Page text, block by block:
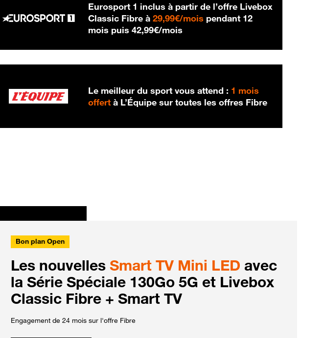
Eurosport 1 inclus à partir de l’offre Livebox
Classic Fibre à29,99€/mois 29,99 € par mois
pendant 12
mois puis42,99€/mois
Le meilleur du sport vous attend : 1 mois
offert à L’Équipe sur toutes les offres Fibre
Bon plan Open
Les nouvelles Smart TV Mini LED avec
la Série Spéciale 130Go 5G et Livebox
Classic Fibre + Smart TV
Engagement de 24 mois sur l'offre Fibre